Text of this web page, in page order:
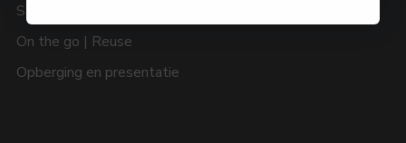
Servies
On the go | Reuse
Opberging en presentatie